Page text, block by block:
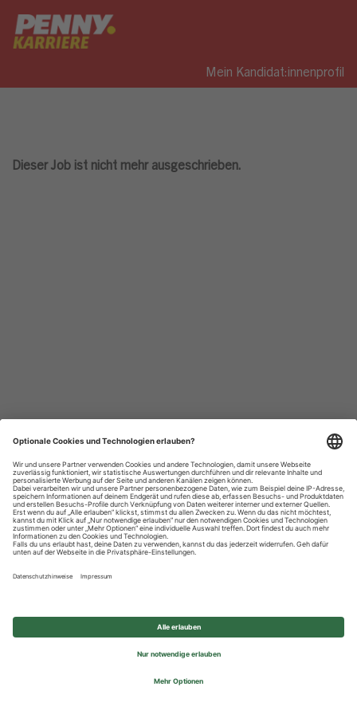
Mein Kandidat:innenprofil
Dieser Job ist nicht mehr ausgeschrieben.
Datenschutzhinweise
Impressum
Privatsphäre-Einstellungen
© 2026 REWE Group - All rights reserved